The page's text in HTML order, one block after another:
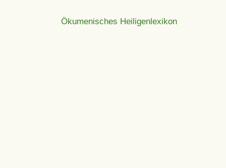
Ökumenisches Heiligenlexikon